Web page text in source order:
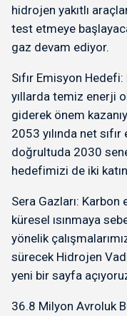
hidrojen yakıtlı
test etmeye
gaz devam ediyor.
Sıfır Emisyon
yıllarda temiz enerji
giderek önem
2053 yılında net
doğrultuda 2030
hedefimizi de iki
Sera Gazları: Karbon
küresel ısınmaya
yönelik
sürecek Hidrojen
yeni bir sayfa
36.8 Milyon Avroluk